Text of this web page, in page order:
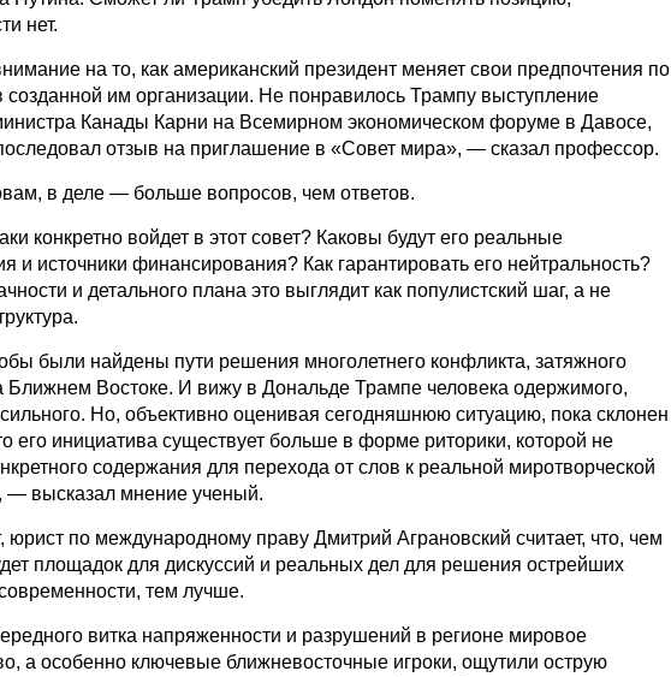
нет.
на то, как американский президент меняет свои предпочтения по
созданной им организации. Не понравилось Трампу выступление
Канады Карни на Всемирном экономическом форуме в Давосе,
отзыв на приглашение в «Совет мира», — сказал профессор.
в деле — больше вопросов, чем ответов.
конкретно войдет в этот совет? Каковы будут его реальные
и источники финансирования? Как гарантировать его нейтральность?
и детального плана это выглядит как популистский шаг, а не
были найдены пути решения многолетнего конфликта, затяжного
Ближнем Востоке. И вижу в Дональде Трампе человека одержимого,
Но, объективно оценивая сегодняшнюю ситуацию, пока склонен
его инициатива существует больше в форме риторики, которой не
содержания для перехода от слов к реальной миротворческой
— высказал мнение ученый.
юрист по международному праву Дмитрий Аграновский считает, что, чем
площадок для дискуссий и реальных дел для решения острейших
тем лучше.
витка напряженности и разрушений в регионе мировое
а особенно ключевые ближневосточные игроки, ощутили острую